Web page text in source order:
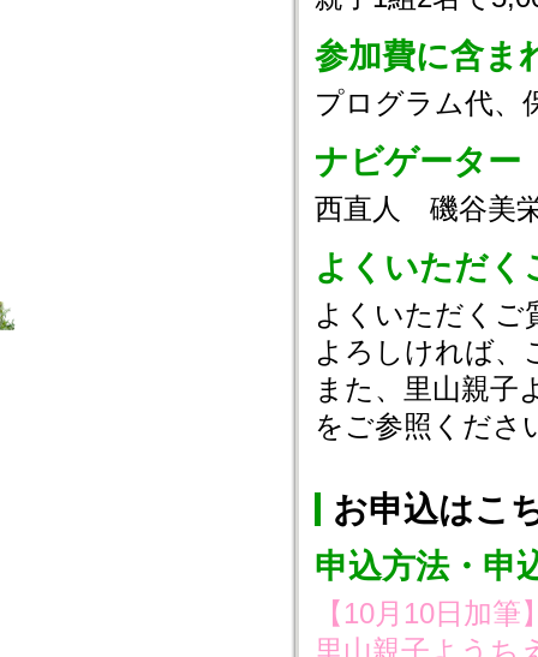
参加費に含ま
プログラム代、
ナビゲーター
西直人 磯谷美
よくいただく
よくいただくご
よろしければ、
また、里山親子
をご参照くださ
お申込はこ
申込方法・申
【10月10日加
里山親子ようち